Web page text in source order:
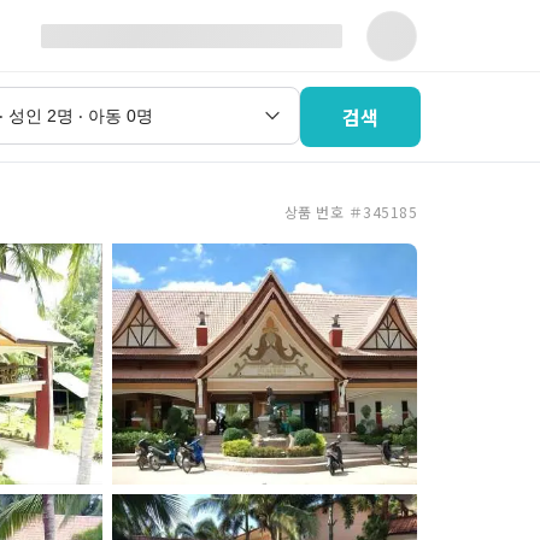
검색
상품 번호 ＃345185